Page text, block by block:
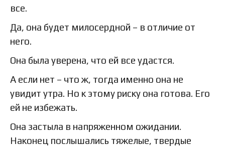
все.
Да, она будет милосердной – в отличие от
него.
Она была уверена, что ей все удастся.
А если нет – что ж, тогда именно она не
увидит утра. Но к этому риску она готова. Его
ей не избежать.
Она застыла в напряженном ожидании.
Наконец послышались тяжелые, твердые